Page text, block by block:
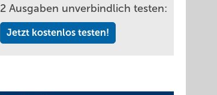
2 Ausgaben unverbindlich testen:
Jetzt kostenlos testen!